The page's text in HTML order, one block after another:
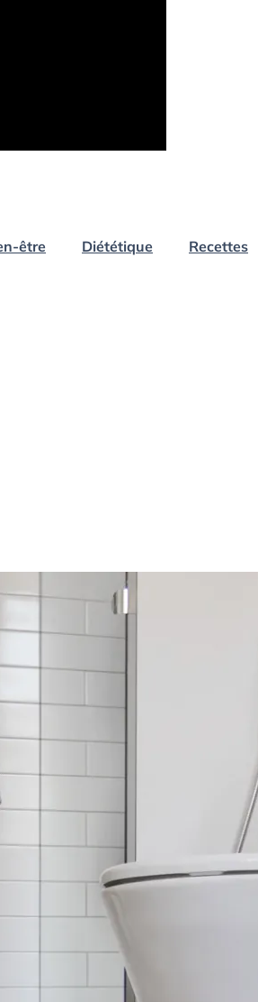
être Diététique Recettes